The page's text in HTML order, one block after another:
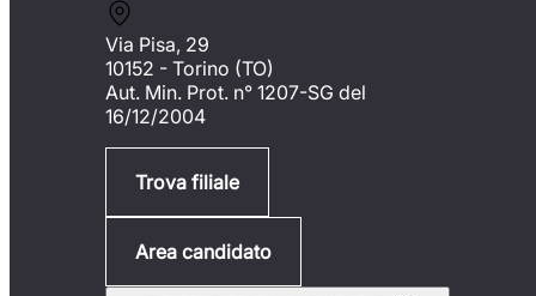
Via Pisa, 29
10152 - Torino (TO)
Aut. Min. Prot. n° 1207-SG del
16/12/2004
Trova filiale
Area candidato